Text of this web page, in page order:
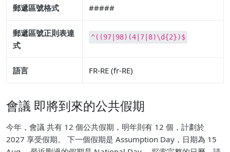
郵遞區號格式 #####
郵遞區號正則表達
式
^((97|98)(4|7|8)\d{2})$
語言 FR-RE (fr-RE)
會議 即將到來的公共假期
今年，會議 共有 12 個公共假期，明年則有 12 個，計劃於
2027 享受假期。 下一個假期是 Assumption Day，日期為 15